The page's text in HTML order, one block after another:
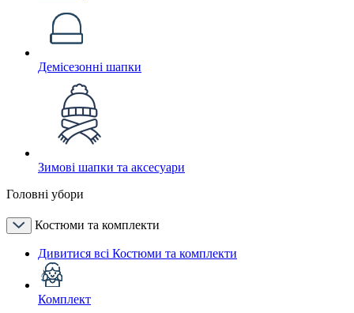
Демісезонні шапки
Зимові шапки та аксесуари
Головні убори
Костюми та комплекти
Дивитися всі Костюми та комплекти
Комплект